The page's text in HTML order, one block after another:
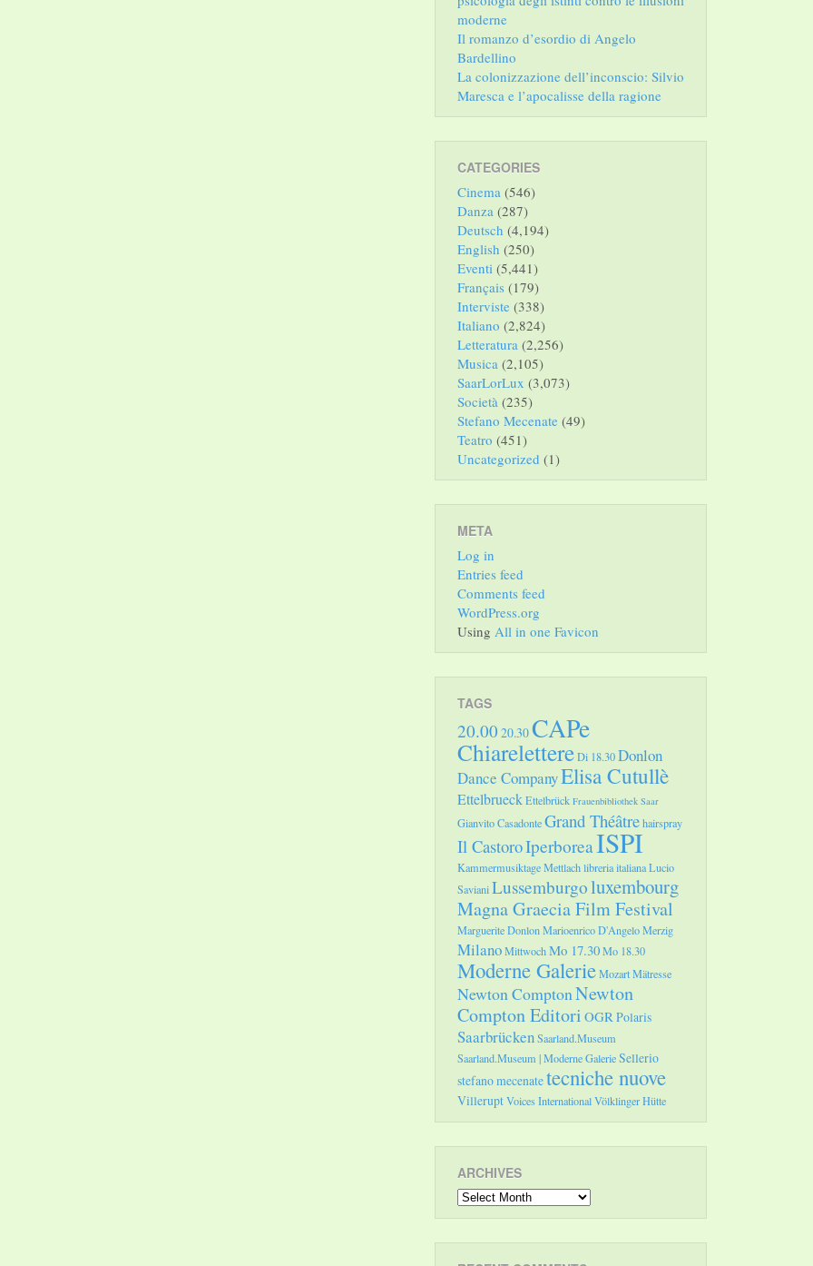
moderne
Il romanzo d’esordio di Angelo
Bardellino
La colonizzazione dell’inconscio: Silvio
Maresca e l’apocalisse della ragione
CATEGORIES
Cinema (546)
Danza (287)
Deutsch (4,194)
English (250)
Eventi (5,441)
Français (179)
Interviste (338)
Italiano (2,824)
Letteratura (2,256)
Musica (2,105)
SaarLorLux (3,073)
Società (235)
Stefano Mecenate (49)
Teatro (451)
Uncategorized (1)
META
Log in
Entries feed
Comments feed
WordPress.org
Using All in one Favicon
TAGS
20.00 20.30CAPe
ChiarelettereDi 18.30Donlon
Dance CompanyElisa Cutullè
EttelbrueckEttelbrück Frauenbibliothek Saar
Gianvito CasadonteGrand Théâtrehairspray
Il CastoroIperboreaISPI
Kammermusiktage Mettlachlibreria italianaLucio
SavianiLussemburgoluxembourg
Magna Graecia Film Festival
Marguerite DonlonMarioenrico D'AngeloMerzig
MilanoMittwochMo 17.30Mo 18.30
Moderne GalerieMozartMätresse
Newton ComptonNewton
Compton Editori OGRPolaris
SaarbrückenSaarland.Museum
Saarland.Museum | Moderne GalerieSellerio
stefano mecenatetecniche nuove
VilleruptVoices InternationalVölklinger Hütte
ARCHIVES
Archives